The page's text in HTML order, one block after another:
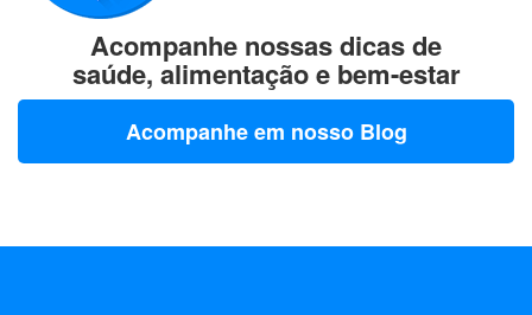
Acompanhe nossas dicas de
saúde, alimentação e bem-estar
Acompanhe em nosso Blog